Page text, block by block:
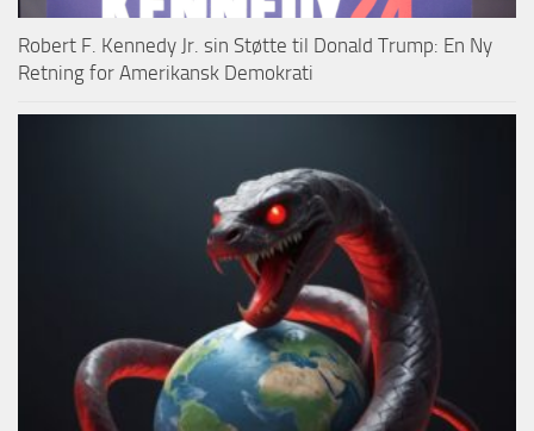
Robert F. Kennedy Jr. sin Støtte til Donald Trump: En Ny
Retning for Amerikansk Demokrati